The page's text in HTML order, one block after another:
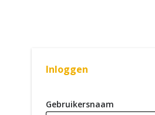
Inloggen
Gebruikersnaam